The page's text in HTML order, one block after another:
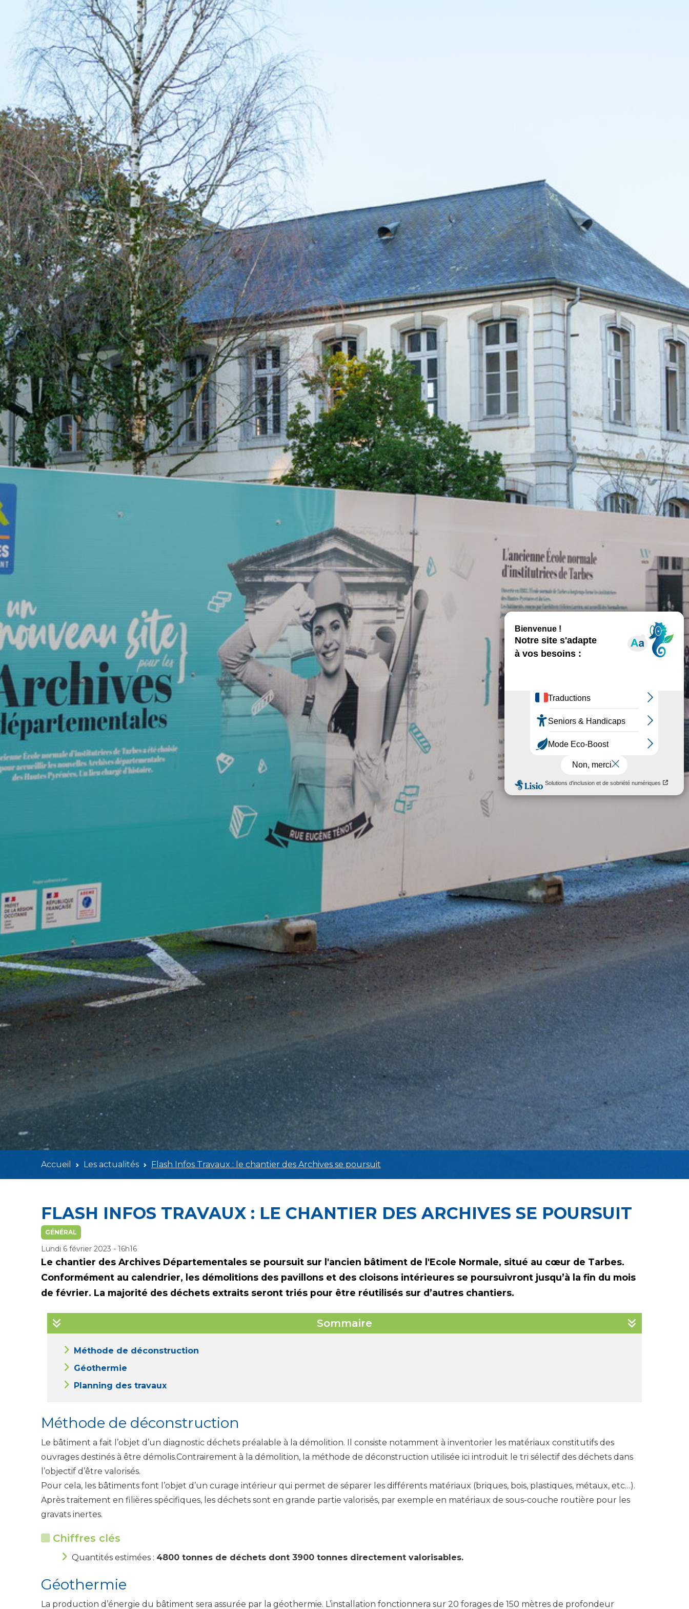
Accueil Les actualités Flash Infos Travaux : le chantier des Archives se poursuit
FLASH INFOS TRAVAUX : LE CHANTIER DES ARCHIVES SE POURSUIT
GÉNÉRAL
Lundi 6 février 2023 - 16h16
Le chantier des Archives Départementales se poursuit sur l'ancien bâtiment de l'Ecole Normale, situé au cœur de Tarbes.
Conformément au calendrier, les démolitions des pavillons et des cloisons intérieures se poursuivront jusqu’à la fin du mois
de février. La majorité des déchets extraits seront triés pour être réutilisés sur d’autres chantiers.
Sommaire
Méthode de déconstruction
Géothermie
Planning des travaux
Méthode de déconstruction
Le bâtiment a fait l’objet d’un diagnostic déchets préalable à la démolition. Il consiste notamment à inventorier les matériaux constitutifs des
ouvrages destinés à être démolis.Contrairement à la démolition, la méthode de déconstruction utilisée ici introduit le tri sélectif des déchets dans
l’objectif d’être valorisés.
Pour cela, les bâtiments font l’objet d’un curage intérieur qui permet de séparer les différents matériaux (briques, bois, plastiques, métaux, etc…).
Après traitement en filières spécifiques, les déchets sont en grande partie valorisés, par exemple en matériaux de sous-couche routière pour les
gravats inertes.
Chiffres clés
Quantités estimées : 4800 tonnes de déchets dont 3900 tonnes directement valorisables.
Géothermie
La production d’énergie du bâtiment sera assurée par la géothermie. L’installation fonctionnera sur 20 forages de 150 mètres de profondeur